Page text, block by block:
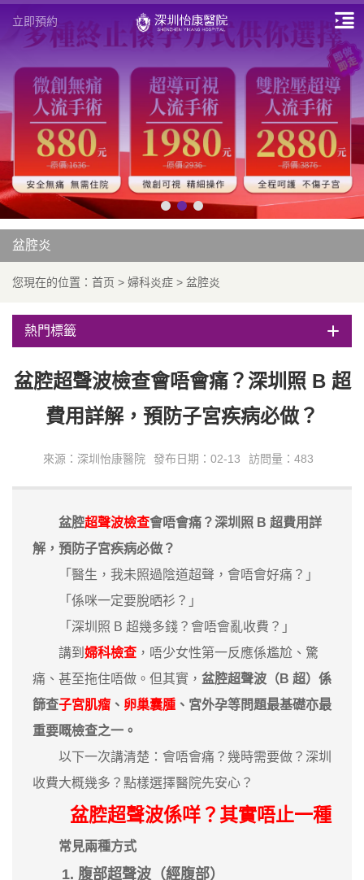
立即預約
盆腔炎
您現在的位置： 首页 > 婦科炎症 > 盆腔炎
熱門標籤
盆腔超聲波檢查會唔會痛？深圳照 B 超
費用詳解，預防子宮疾病必做？
來源：深圳怡康醫院 發布日期：02-13 訪問量：483
盆腔超聲波檢查會唔會痛？深圳照 B 超費用詳
解，預防子宮疾病必做？
「醫生，我未照過陰道超聲，會唔會好痛？」
「係咪一定要脫晒衫？」
「深圳照 B 超幾多錢？會唔會亂收費？」
講到 婦科檢查 ，唔少女性第一反應係尷尬、驚
痛、甚至拖住唔做。但其實， 盆腔超聲波（B 超）係
篩查子宮肌瘤 、 卵巢囊腫 、宮外孕等問題最基礎亦最
重要嘅檢查之一。
以下一次講清楚：會唔會痛？幾時需要做？深圳
收費大概幾多？點樣選擇醫院先安心？
盆腔超聲波係咩？其實唔止一種
常見兩種方式
1. 腹部超聲波（經腹部）